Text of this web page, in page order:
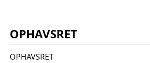
OPHAVSRET
OPHAVSRET